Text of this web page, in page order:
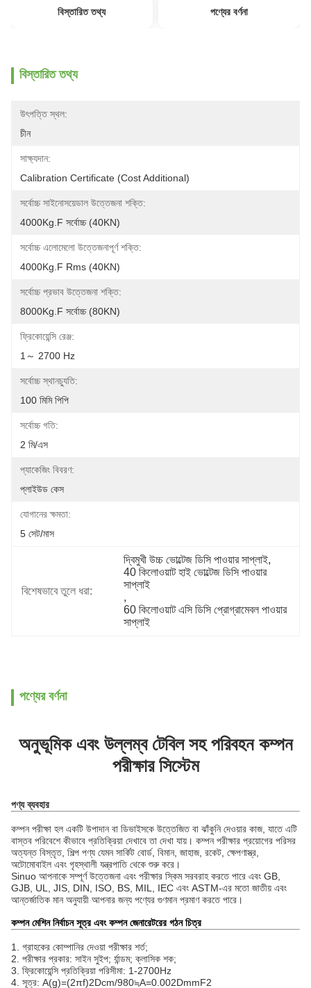
বিস্তারিত তথ্য পণ্যের বর্ণনা
বিস্তারিত তথ্য
উৎপত্তি স্থল:
চীন
সাক্ষ্যদান:
Calibration Certificate (Cost Additional)
সর্বোচ্চ সাইনোসয়েডাল উত্তেজনা শক্তি:
4000Kg.f সর্বোচ্চ (40KN)
সর্বোচ্চ এলোমেলো উত্তেজনাপূর্ণ শক্তি:
4000Kg.f Rms (40KN)
সর্বোচ্চ প্রভাব উত্তেজনা শক্তি:
8000Kg.f সর্বোচ্চ (80KN)
ফ্রিকোয়েন্সি রেঞ্জ:
1～ 2700 Hz
সর্বোচ্চ স্থানচ্যুতি:
100 মিমি পিপি
সর্বোচ্চ গতি:
2 মি/এস
প্যাকেজিং বিবরণ:
প্লাইউড কেস
যোগানের ক্ষমতা:
5 সেট/মাস
বিশেষভাবে তুলে ধরা:
দ্বিমুখী উচ্চ ভোল্টেজ ডিসি পাওয়ার সাপ্লাই,
40 কিলোওয়াট হাই ভোল্টেজ ডিসি পাওয়ার
সাপ্লাই
,
60 কিলোওয়াট এসি ডিসি প্রোগ্রামেবল পাওয়ার
সাপ্লাই
পণ্যের বর্ণনা
অনুভূমিক এবং উল্লম্ব টেবিল সহ পরিবহন কম্পন
পরীক্ষার সিস্টেম
পণ্য ব্যবহার
কম্পন পরীক্ষা হল একটি উপাদান বা ডিভাইসকে উত্তেজিত বা ঝাঁকুনি দেওয়ার কাজ, যাতে এটি
বাস্তব পরিবেশে কীভাবে প্রতিক্রিয়া দেখাবে তা দেখা যায়। কম্পন পরীক্ষার প্রয়োগের পরিসর
অত্যন্ত বিস্তৃত, শিল্প পণ্য যেমন সার্কিট বোর্ড, বিমান, জাহাজ, রকেট, ক্ষেপণাস্ত্র,
অটোমোবাইল এবং গৃহস্থালী যন্ত্রপাতি থেকে শুরু করে।
Sinuo আপনাকে সম্পূর্ণ উত্তেজনা এবং পরীক্ষার স্কিম সরবরাহ করতে পারে এবং GB,
GJB, UL, JIS, DIN, ISO, BS, MIL, IEC এবং ASTM-এর মতো জাতীয় এবং
আন্তর্জাতিক মান অনুযায়ী আপনার জন্য পণ্যের গুণমান প্রমাণ করতে পারে।
কম্পন মেশিন নির্বাচন সূত্র এবং কম্পন জেনারেটরের গঠন চিত্র
1. গ্রাহকের কোম্পানির দেওয়া পরীক্ষার শর্ত;
2. পরীক্ষার প্রকার: সাইন সুইপ; র্যান্ডম; ক্লাসিক শক;
3. ফ্রিকোয়েন্সি প্রতিক্রিয়া পরিসীমা: 1-2700Hz
4. সূত্র: A(g)=(2πf)2Dcm/980≒A=0.002DmmF2